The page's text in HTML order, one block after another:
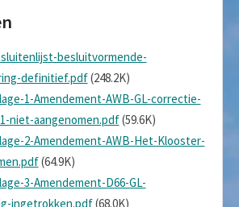
besluitvormende-
definitief.pdf(248.2K)
1-Amendement-AWB-GL-correctie-
niet-aangenomen.pdf(59.6K)
2-Amendement-AWB-Het-Klooster-
(64.9K)
3-Amendement-D66-GL-
ingetrokken.pdf(68.0K)